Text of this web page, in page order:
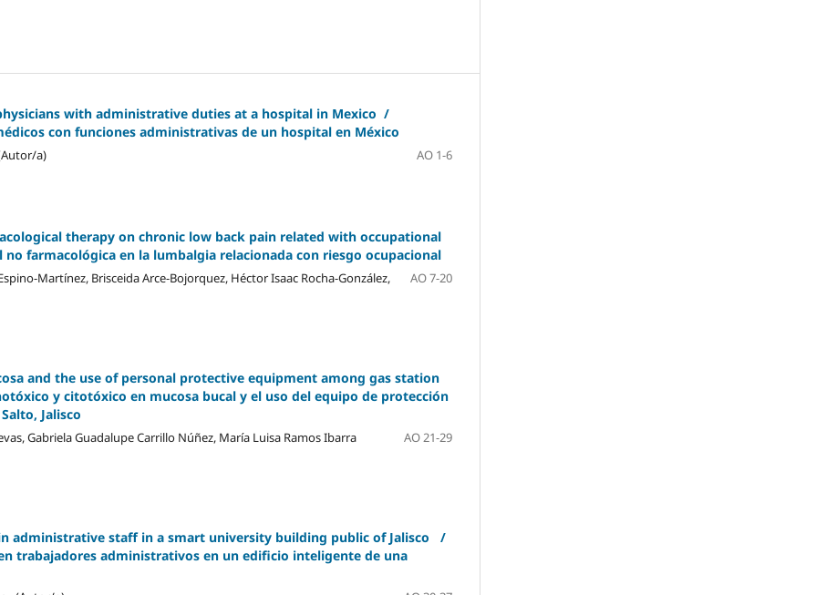
with administrative duties at a hospital in Mexico /
con funciones administrativas de un hospital en México
a)
AO 1-6
therapy on chronic low back pain related with occupational
farmacológica en la lumbalgia relacionada con riesgo ocupacional
Martínez, Brisceida Arce-Bojorquez, Héctor Isaac Rocha-González,
AO 7-20
and the use of personal protective equipment among gas station
y citotóxico en mucosa bucal y el uso del equipo de protección
Jalisco
Gabriela Guadalupe Carrillo Núñez, María Luisa Ramos Ibarra
AO 21-29
administrative staff in a smart university building public of Jalisco /
trabajadores administrativos en un edificio inteligente de una